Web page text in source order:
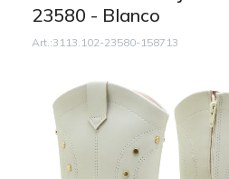
23580 - Blanco
3113.102-23580-158713